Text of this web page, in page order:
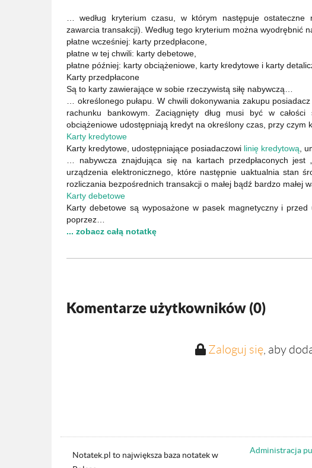
… według kryterium czasu, w którym następuje ostateczne
zawarcia transakcji). Według tego kryterium można wyodrębnić
płatne wcześniej: karty przedpłacone,
płatne w tej chwili: karty debetowe,
płatne później: karty obciążeniowe, karty kredytowe i karty
Karty przedpłacone
Są to karty zawierające w sobie rzeczywistą siłę nabywczą…
… określonego pułapu. W chwili dokonywania zakupu
rachunku bankowym. Zaciągnięty dług musi być w
obciążeniowe udostępniają kredyt na określony czas, przy czym
Karty kredytowe
Karty kredytowe, udostępniające posiadaczowi linię kredytową ,
… nabywcza znajdująca się na kartach przedpłaconych
urządzenia elektronicznego, które następnie uaktualnia stan
rozliczania bezpośrednich transakcji o małej bądź bardzo małej
Karty debetowe
Karty debetowe są wyposażone w pasek magnetyczny i przed
poprzez…
... zobacz całą notatkę
Komentarze użytkowników (0)
Zaloguj się, aby
Notatek.pl to największa baza notatek w
Administracja